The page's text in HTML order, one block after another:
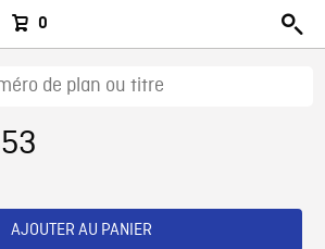
0
AJOUTER AU PANIER